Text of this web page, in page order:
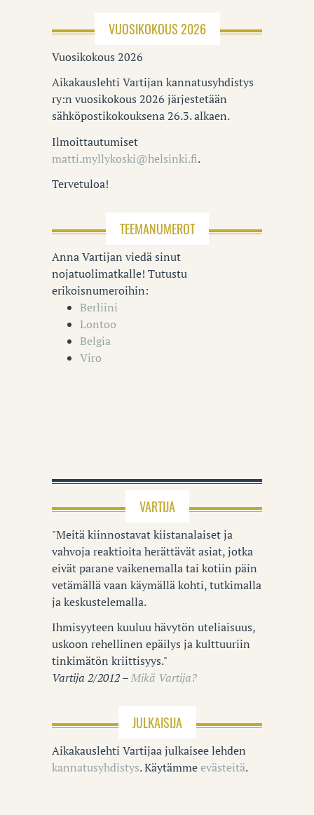
VUOSIKOKOUS 2026
Vuosikokous 2026
Aikakauslehti Vartijan kannatusyhdistys
ry:n vuosikokous 2026 järjestetään
sähköpostikokouksena 26.3. alkaen.
Ilmoittautumiset
matti.myllykoski@helsinki.fi.
Tervetuloa!
TEEMANUMEROT
Anna Vartijan viedä sinut
nojatuolimatkalle! Tutustu
erikoisnumeroihin:
Berliini
Lontoo
Belgia
Viro
VARTIJA
"Meitä kiinnostavat kiistanalaiset ja
vahvoja reaktioita herättävät asiat, jotka
eivät parane vaikenemalla tai kotiin päin
vetämällä vaan käymällä kohti, tutkimalla
ja keskustelemalla.
Ihmisyyteen kuuluu hävytön uteliaisuus,
uskoon rehellinen epäilys ja kulttuuriin
tinkimätön kriittisyys."
Vartija 2/2012 –Mikä Vartija?
JULKAISIJA
Aikakauslehti Vartijaa julkaisee lehden
kannatusyhdistys. Käytämmeevästeitä.